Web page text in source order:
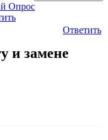
Опрос
Ответить
и замене